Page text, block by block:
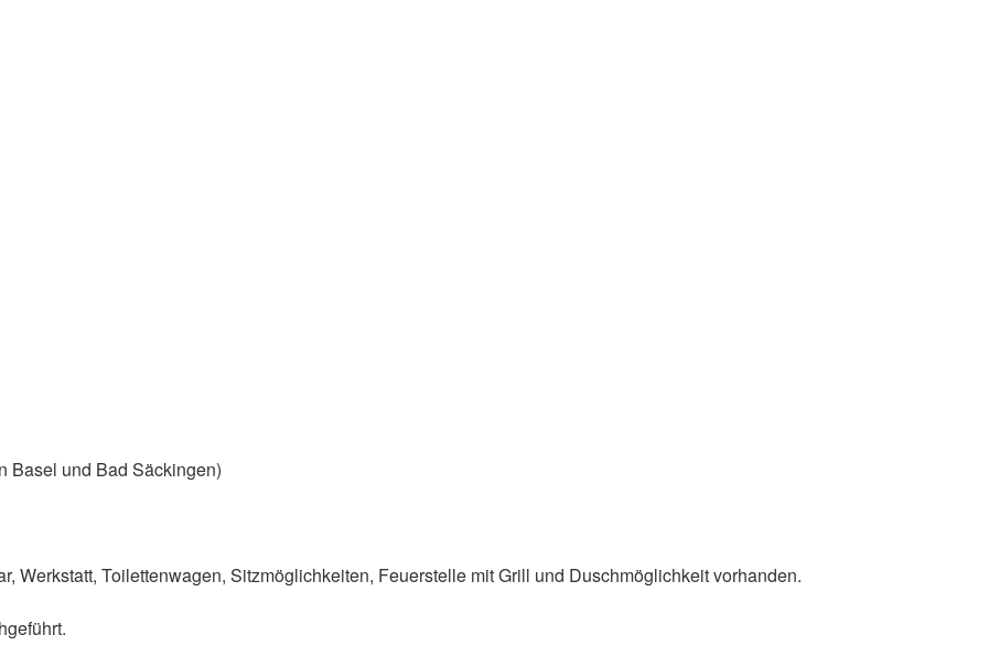
Basel und Bad Säckingen)
Werkstatt, Toilettenwagen, Sitzmöglichkeiten, Feuerstelle mit Grill und Duschmöglichkeit vorhanden.